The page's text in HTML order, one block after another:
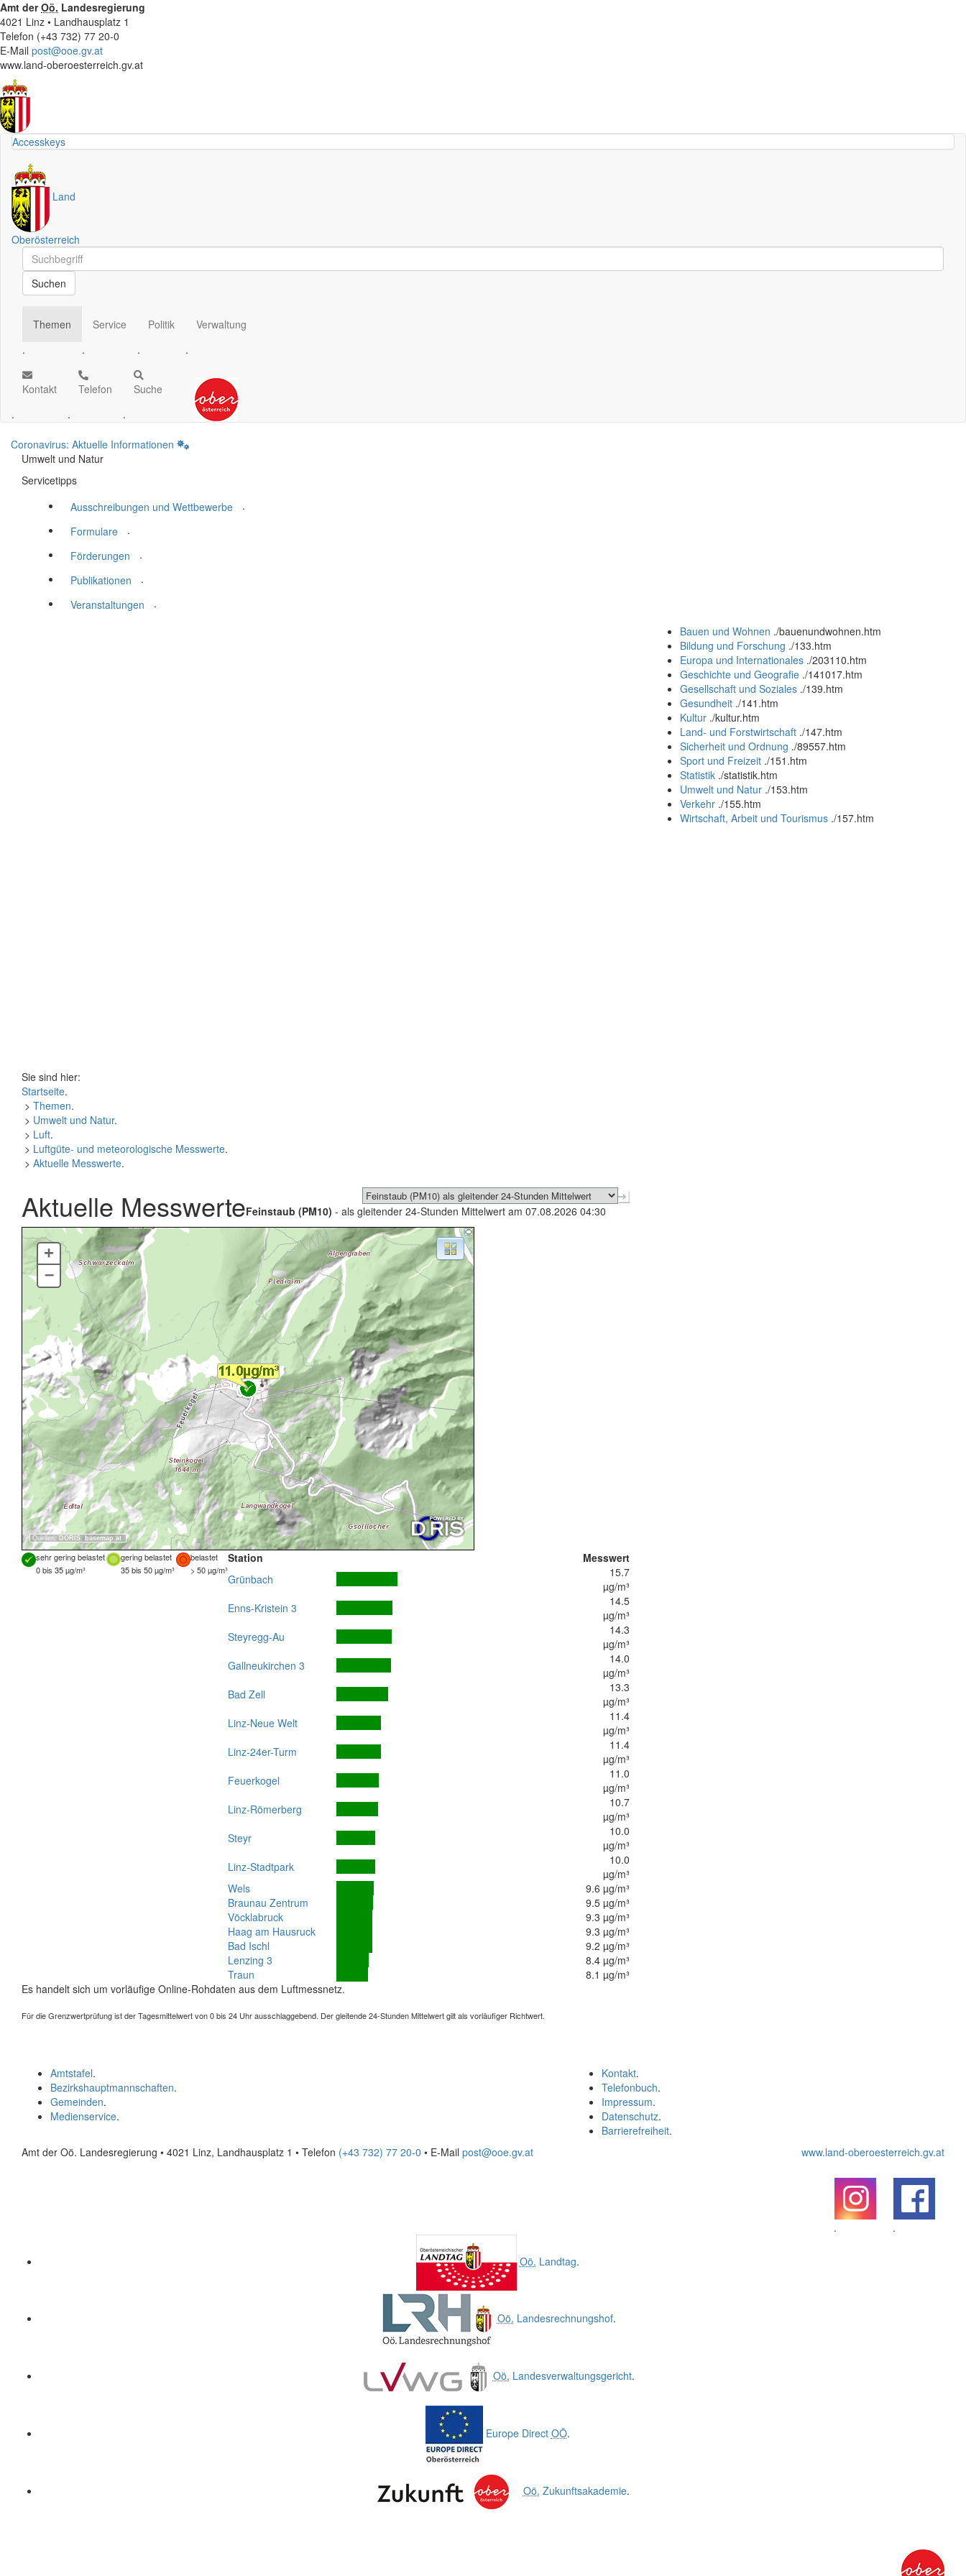
Amt derOö. Landesregierung
4021 Linz • Landhausplatz 1
Telefon (+43 732) 77 20-0
E-Mail post@ooe.gv.at
www.land-oberoesterreich.gv.at
Accesskeys
Land
Oberösterreich
Schnellsuche
Schnellsuche
Suchen
Themen
.
Service
.
Politik
.
Verwaltung
.
Kontakt
.
Telefon
.
Suche
.
Coronavirus: Aktuelle Informationen
Umwelt und Natur
Servicetipps
Ausschreibungen und Wettbewerbe
.
Formulare
.
Förderungen
.
Publikationen
.
Veranstaltungen
.
Bauen und Wohnen ./bauenundwohnen.htm
Bildung und Forschung ./133.htm
Europa und Internationales ./203110.htm
Geschichte und Geografie ./141017.htm
Gesellschaft und Soziales ./139.htm
Gesundheit ./141.htm
Kultur ./kultur.htm
Land- und Forstwirtschaft ./147.htm
Sicherheit und Ordnung ./89557.htm
Sport und Freizeit ./151.htm
Statistik ./statistik.htm
Umwelt und Natur ./153.htm
Verkehr ./155.htm
Wirtschaft, Arbeit und Tourismus ./157.htm
Sie sind hier:
Startseite.
> Themen.
> Umwelt und Natur.
> Luft.
> Luftgüte- und meteorologische Messwerte.
> Aktuelle Messwerte.
Aktuelle MesswerteFeinstaub (PM10) - als gleitender 24-Stunden Mittelwert am 07.08.2026 04:30
Quellen: DORIS, basemap.at
+
–
sehr gering belastet gering belastet
belastet
0 bis 35 µg/m³
35 bis 50 µg/m³ > 50 µg/m³
Station
Messwert
Grünbach
15.7
µg/m³
Enns-Kristein 3
14.5
µg/m³
Steyregg-Au
14.3
µg/m³
Gallneukirchen 3
14.0
µg/m³
Bad Zell
13.3
µg/m³
Linz-Neue Welt
11.4
µg/m³
Linz-24er-Turm
11.4
µg/m³
Feuerkogel
11.0
µg/m³
Linz-Römerberg
10.7
µg/m³
Steyr
10.0
µg/m³
Linz-Stadtpark
10.0
µg/m³
Wels
9.6 µg/m³
Braunau Zentrum
9.5 µg/m³
Vöcklabruck
9.3 µg/m³
Haag am Hausruck
9.3 µg/m³
Bad Ischl
9.2 µg/m³
Lenzing 3
8.4 µg/m³
Traun
8.1 µg/m³
Es handelt sich um vorläufige Online-Rohdaten aus dem Luftmessnetz.
Für die Grenzwertprüfung ist der Tagesmittelwert von 0 bis 24 Uhr ausschlaggebend. Der gleitende 24-Stunden Mittelwert gilt als vorläufiger Richtwert.
Kontakt.
Telefonbuch.
Impressum.
Datenschutz.
Barrierefreiheit.
Amtstafel.
Bezirkshauptmannschaften.
Gemeinden.
Medienservice.
Amt der Oö. Landesregierung • 4021 Linz, Landhausplatz 1 • Telefon (+43 732) 77 20-0 • E-Mail post@ooe.gv.at www.land-oberoesterreich.gv.at
.
.
Oö. Landtag.
Oö. Landesrechnungshof.
Oö. Landesverwaltungsgericht.
Europe Direct OÖ.
Oö. Zukunftsakademie.